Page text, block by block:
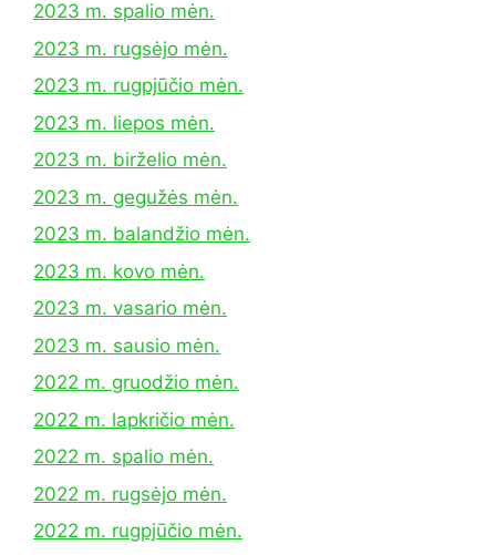
2023 m. spalio mėn.
2023 m. rugsėjo mėn.
2023 m. rugpjūčio mėn.
2023 m. liepos mėn.
2023 m. birželio mėn.
2023 m. gegužės mėn.
2023 m. balandžio mėn.
2023 m. kovo mėn.
2023 m. vasario mėn.
2023 m. sausio mėn.
2022 m. gruodžio mėn.
2022 m. lapkričio mėn.
2022 m. spalio mėn.
2022 m. rugsėjo mėn.
2022 m. rugpjūčio mėn.